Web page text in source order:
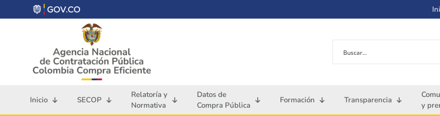
Inicio SECOP
Relatoría y
Normativa
Datos de
Compra Pública
Formación Transparencia
y